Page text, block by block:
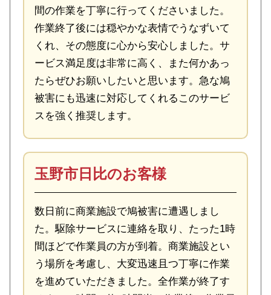
間の作業を丁寧に行ってくださいました。
作業終了後には穏やかな表情でうなずいて
くれ、その態度に心から安心しました。サ
ービス満足度は非常に高く、また何かあっ
たらぜひお願いしたいと思います。急な鳩
被害にも迅速に対応してくれるこのサービ
スを強く推奨します。
玉野市日比のお客様
数日前に商業施設で鳩被害に遭遇しまし
た。駆除サービスに連絡を取り、たった1時
間ほどで作業員の方が到着。商業施設とい
う場所を考慮し、大変迅速且つ丁寧に作業
を進めていただきました。全作業が終了す